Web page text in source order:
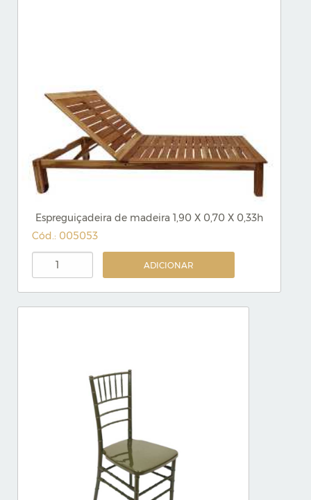
Espreguiçadeira de madeira 1,90 X 0,70 X 0,33h
Cód.: 005053
ADICIONAR